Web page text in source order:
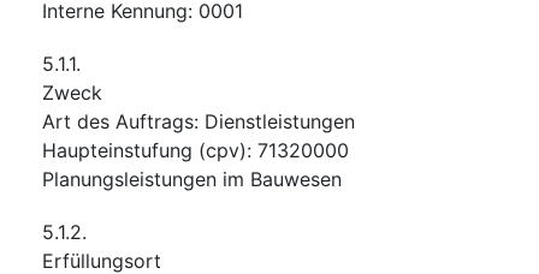
Interne Kennung: 0001
5.1.1.
Zweck
Art des Auftrags: Dienstleistungen
Haupteinstufung (cpv): 71320000
Planungsleistungen im Bauwesen
5.1.2.
Erfüllungsort